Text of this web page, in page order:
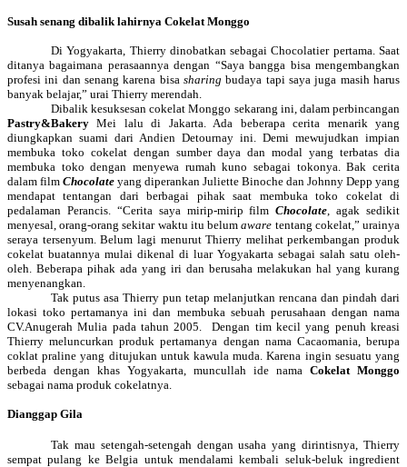
Susah senang dibalik lahirnya Cokelat Monggo
Di Yogyakarta, Thierry dinobatkan sebagai Chocolatier pertama. Saat
ditanya bagaimana perasaannya dengan “Saya bangga bisa mengembangkan
profesi ini dan senang karena bisa sharing budaya tapi saya juga masih harus
banyak belajar,” urai Thierry merendah.
Dibalik kesuksesan cokelat Monggo sekarang ini, dalam perbincangan
Pastry&Bakery Mei lalu di Jakarta. Ada beberapa cerita menarik yang
diungkapkan suami dari Andien Detournay ini. Demi mewujudkan impian
membuka toko cokelat dengan sumber daya dan modal yang terbatas dia
membuka toko dengan menyewa rumah kuno sebagai tokonya. Bak cerita
dalam film Chocolate yang diperankan Juliette Binoche dan Johnny Depp yang
mendapat tentangan dari berbagai pihak saat membuka toko cokelat di
pedalaman Perancis. “Cerita saya mirip-mirip filmChocolate , agak sedikit
menyesal, orang-orang sekitar waktu itu belumaware tentang cokelat,” urainya
seraya tersenyum. Belum lagi menurut Thierry melihat perkembangan produk
cokelat buatannya mulai dikenal di luar Yogyakarta sebagai salah satu oleh-
oleh. Beberapa pihak ada yang iri dan berusaha melakukan hal yang kurang
menyenangkan.
Tak putus asa Thierry pun tetap melanjutkan rencana dan pindah dari
lokasi toko pertamanya ini dan membuka sebuah perusahaan dengan nama
CV.Anugerah Mulia pada tahun 2005.
Dengan tim kecil yang penuh kreasi
Thierry meluncurkan produk pertamanya dengan nama Cacaomania, berupa
coklat praline yang ditujukan untuk kawula muda. Karena ingin sesuatu yang
berbeda dengan khas Yogyakarta , muncullah ide nama Cokelat Monggo
sebagai nama produk cokelatnya.
Dianggap Gila
Tak mau setengah-setengah dengan usaha yang dirintisnya, Thierry
sempat pulang ke Belgia untuk mendalami kembali seluk-beluk ingredient